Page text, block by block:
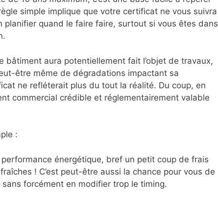
simple implique que votre certificat ne vous suivra
planifier quand le faire faire, surtout si vous êtes dans
bâtiment aura potentiellement fait l’objet de travaux,
être même de dégradations impactant sa
ne refléterait plus du tout la réalité. Du coup, en
commercial crédible et réglementairement valable
:
énergétique, bref un petit coup de frais
! C’est peut-être aussi la chance pour vous de
forcément en modifier trop le timing.